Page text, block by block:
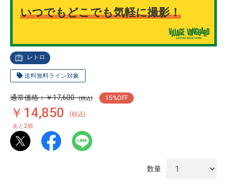
レトロ
送料無料ライン対象
いつでもどこでも気軽に撮影！
通常価格：￥17,600 (税込) 15%OFF
￥14,850 (税込)
あと 2個
数量